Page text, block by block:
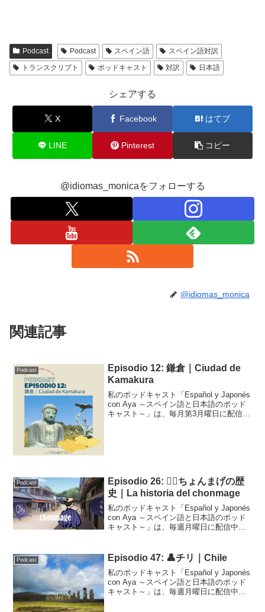
Podcast Podcast スペイン語
スペイン語対訳
トランスクリプト
ポッドキャスト 対訳 日本語
シェアする
X Facebook はてブ
LINE Pinterest コピー
@idiomas_monicaをフォローする
@idiomas_monica
関連記事
Podcast
Episodio 12: 鎌倉｜Ciudad de
Kamakura
私のポッドキャスト「Español y Japonés
con Aya ～スペイン語と日本語のポッド
キャスト～」は、毎月第3月曜日に配信中
Podcast
Episodio 26: 💇‍♂️ちょんまげの歴
史｜La historia del chonmage
私のポッドキャスト「Español y Japonés
con Aya ～スペイン語と日本語のポッド
キャスト～」は、毎週月曜日に配信中で
Podcast Episodio 47: 👤チリ｜Chile
私のポッドキャスト「Español y Japonés
con Aya ～スペイン語と日本語のポッド
キャスト～」は、毎週月曜日に配信中で